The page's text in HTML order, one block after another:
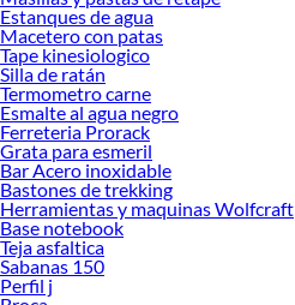
Estanques de agua
Macetero con patas
Tape kinesiologico
Silla de ratán
Termometro carne
Esmalte al agua negro
Ferreteria Prorack
Grata para esmeril
Bar Acero inoxidable
Bastones de trekking
Herramientas y maquinas Wolfcraft
Base notebook
Teja asfaltica
Sabanas 150
Perfil j